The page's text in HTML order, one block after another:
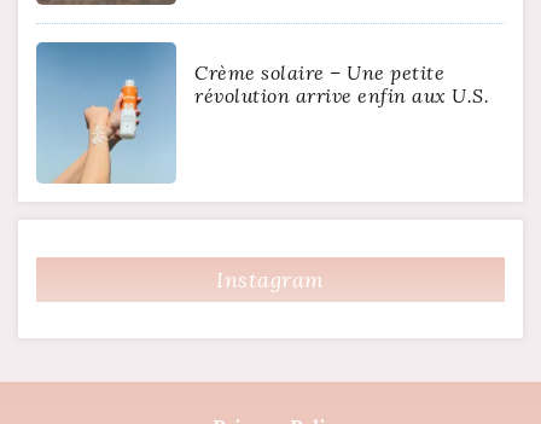
Crème solaire – Une petite
révolution arrive enfin aux U.S.
Instagram